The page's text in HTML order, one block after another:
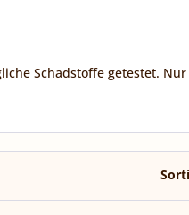
Schadstoffe getestet.